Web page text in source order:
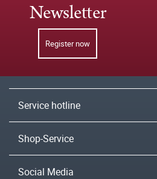
Newsletter
Register now
Service hotline
Shop-Service
Social Media